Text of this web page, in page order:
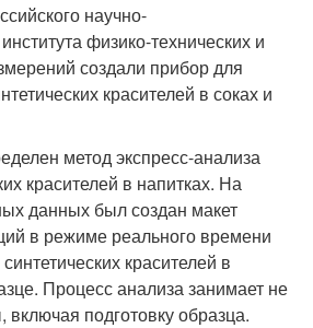
научно-
физико-технических и
создали прибор для
красителей в соках и
метод экспресс-анализа
красителей в напитках. На
данных был создан макет
в режиме реального времени
красителей в
Процесс анализа занимает не
подготовку образца.